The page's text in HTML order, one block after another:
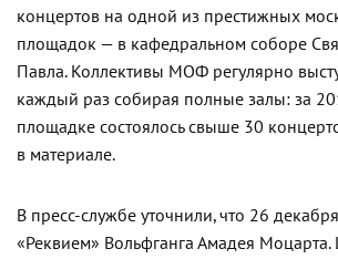
концертов на одной из престижных
площадок — в кафедральном соборе
Павла. Коллективы МОФ регулярно
каждый раз собирая полные залы: за
площадке состоялось свыше 30
в материале.
В пресс-службе уточнили, что 26
«Реквием» Вольфганга Амадея